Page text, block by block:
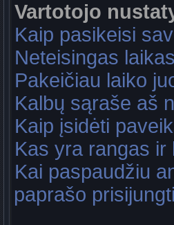
Vartotojo
Kaip pasikeisi
Neteisingas
Pakeičiau laiko
Kalbų sąraše aš
Kaip įsidėti
Kas yra rangas ir
Kai paspaudžiu
paprašo